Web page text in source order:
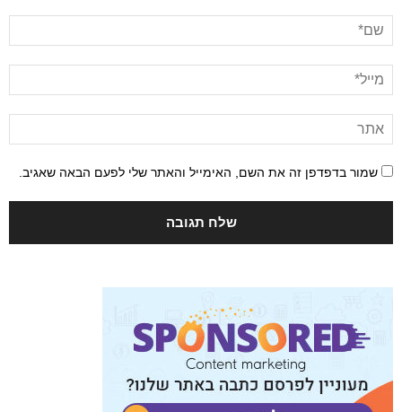
שמור בדפדפן זה את השם, האימייל והאתר שלי לפעם הבאה שאגיב.